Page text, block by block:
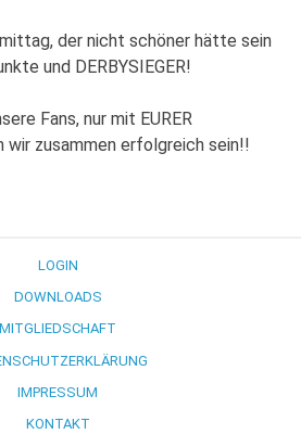
der nicht schöner hätte sein
und DERBYSIEGER!
Fans, nur mit EURER
wir zusammen erfolgreich sein!!
LOGIN
DOWNLOADS
MITGLIEDSCHAFT
IMPRESSUM
KONTAKT